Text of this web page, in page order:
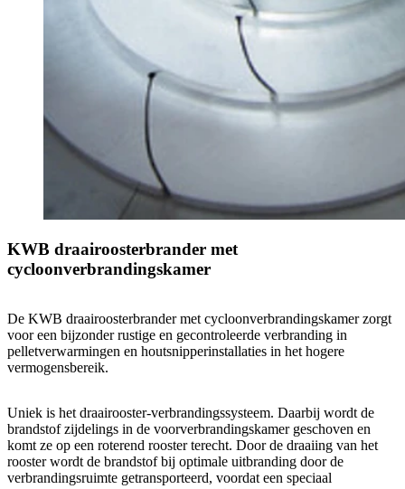
KWB draairoosterbrander met
cycloonverbrandingskamer
De KWB draairoosterbrander met cycloonverbrandingskamer zorgt
voor een bijzonder rustige en gecontroleerde verbranding in
pelletverwarmingen en houtsnipperinstallaties in het hogere
vermogensbereik.
Uniek is het draairooster-verbrandingssysteem. Daarbij wordt de
brandstof zijdelings in de voorverbrandingskamer geschoven en
komt ze op een roterend rooster terecht. Door de draaiing van het
rooster wordt de brandstof bij optimale uitbranding door de
verbrandingsruimte getransporteerd, voordat een speciaal